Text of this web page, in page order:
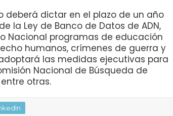
deberá dictar en el plazo de un año
la Ley de Banco de Datos de ADN,
Nacional programas de educación
humanos, crímenes de guerra y
las medidas ejecutivas para
Nacional de Búsqueda de
entre otras.